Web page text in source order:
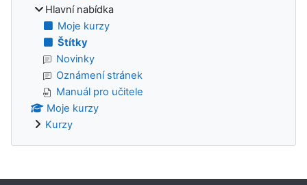
Hlavní nabídka
Moje kurzy
Štítky
Novinky
Oznámení stránek
Manuál pro učitele
Moje kurzy
Kurzy
Doplňkové bloky